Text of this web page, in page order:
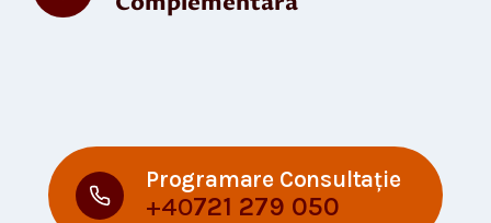
Programare Consultație
+40721 279 050